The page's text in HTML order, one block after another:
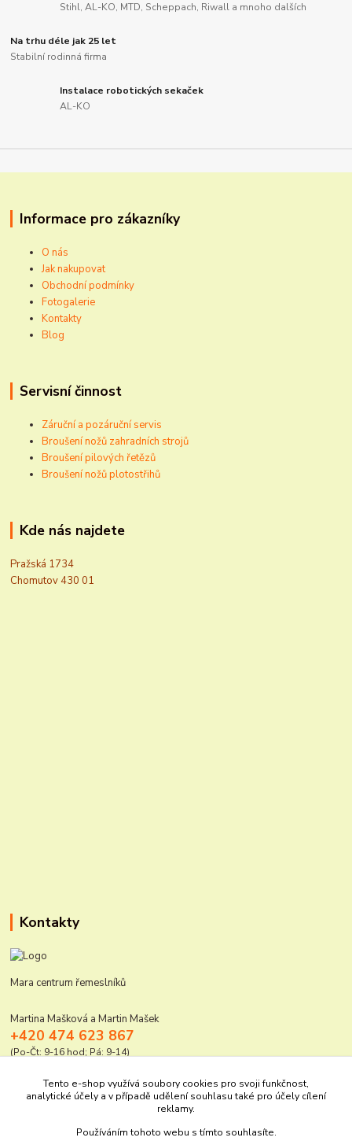
Stihl, AL-KO, MTD, Scheppach, Riwall a mnoho dalších
Na trhu déle jak 25 let
Stabilní rodinná firma
Instalace robotických sekaček
AL-KO
Informace pro zákazníky
O nás
Jak nakupovat
Obchodní podmínky
Fotogalerie
Kontakty
Blog
Servisní činnost
Záruční a pozáruční servis
Broušení nožů zahradních strojů
Broušení pilových řetězů
Broušení nožů plotostřihů
Kde nás najdete
Pražská 1734
Chomutov 430 01
Kontakty
Mara centrum řemeslníků
Martina Mašková a Martin Mašek
+420 474 623 867
(Po-Čt: 9-16 hod; Pá: 9-14)
mara@elektro-naradi.cz
Tento e-shop využívá soubory cookies pro svoji funkčnost,
analytické účely a v případě udělení souhlasu také pro účely cílení
reklamy.
Používáním tohoto webu s tímto souhlasíte.